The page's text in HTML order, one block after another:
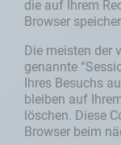
die auf Ihrem
Browser
Die meisten der
genannte
Ihres Besuchs
bleiben auf
löschen. Diese
Browser beim